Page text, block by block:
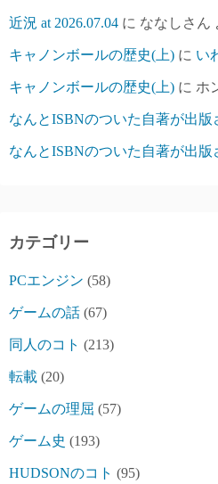
近況 at 2026.07.04 に ななしさん
キャノンボールの歴史(上) に い
キャノンボールの歴史(上) に ホ
なんとISBNのついた自著が出版
なんとISBNのついた自著が出版
カテゴリー
PCエンジン (58)
ゲームの話 (67)
同人のコト (213)
転載 (20)
ゲームの理屈 (57)
ゲーム史 (193)
HUDSONのコト (95)